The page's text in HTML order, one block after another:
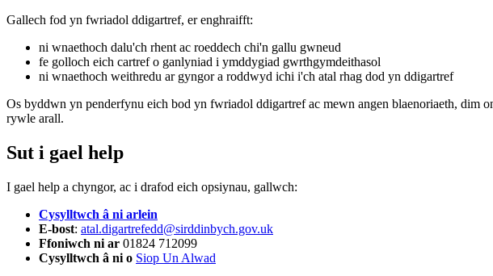
Gallech fod yn fwriadol ddigartref, er enghraifft:
ni wnaethoch dalu'ch rhent ac roeddech chi'n gallu gwneud
fe golloch eich cartref o ganlyniad i ymddygiad gwrthgymdeithasol
ni wnaethoch weithredu ar gyngor a roddwyd ichi i'ch atal rhag dod yn ddigartref
Os byddwn yn penderfynu eich bod yn fwriadol ddigartref ac mewn angen blaenoriaeth,
rywle arall.
Sut i gael help
I gael help a chyngor, ac i drafod eich opsiynau, gallwch:
Cysylltwch â ni arlein
E-bost: atal.digartrefedd@sirddinbych.gov.uk
Ffoniwch ni ar 01824 712099
Cysylltwch â ni o Siop Un Alwad